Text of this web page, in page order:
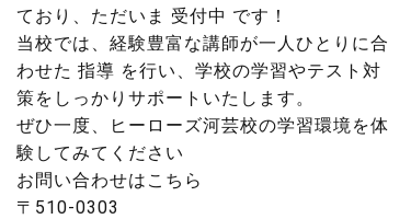
ており、ただいま 受付中 です！
当校では、経験豊富な講師が一人ひとりに合
わせた 指導 を行い、学校の学習やテスト対
策をしっかりサポートいたします。
ぜひ一度、ヒーローズ河芸校の学習環境を体
験してみてください
お問い合わせはこちら️
〒510-0303